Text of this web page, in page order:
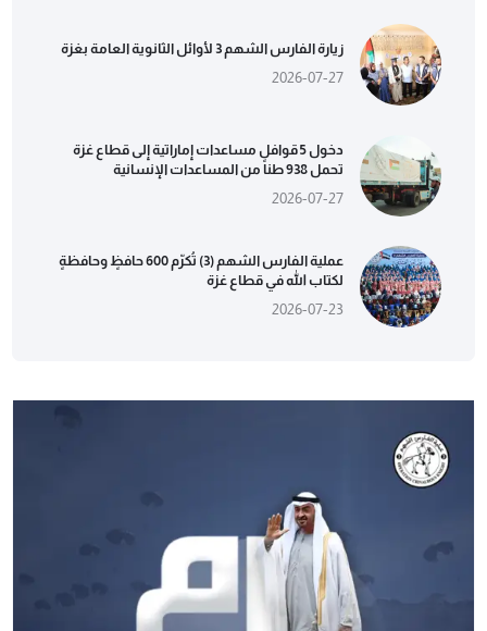
زيارة الفارس الشهم 3 لأوائل الثانوية العامة بغزة
2026-07-27
دخول 5 قوافل مساعدات إماراتية إلى قطاع غزة
تحمل 938 طناً من المساعدات الإنسانية
2026-07-27
عملية الفارس الشهم (3) تُكرّم 600 حافظٍ وحافظةٍ
لكتاب الله في قطاع غزة
2026-07-23